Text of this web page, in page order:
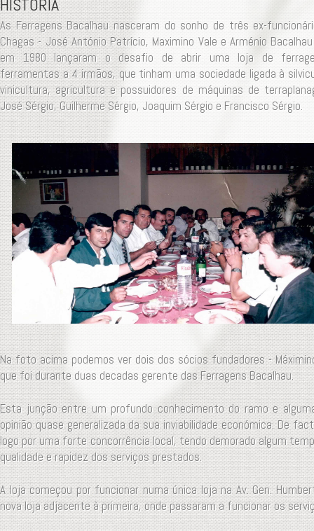
HISTÓRIA
As Ferragens Bacalhau nasceram do sonho de três ex-
Chagas - José António Patrício, Maximino Vale e Arménio
em 1980 lançaram o desafio de abrir uma loja de
ferramentas a 4 irmãos, que tinham uma sociedade ligada à
vinicultura, agricultura e possuidores de máquinas de
José Sérgio, Guilherme Sérgio, Joaquim Sérgio e Francisco Sérgio.
Na foto acima podemos ver dois dos sócios fundadores -
que foi durante duas decadas gerente das Ferragens Bacalhau.
Esta junção entre um profundo conhecimento do ramo e
opinião quase generalizada da sua inviabilidade económica. De
logo por uma forte concorrência local, tendo demorado algum
qualidade e rapidez dos serviços prestados.
A loja começou por funcionar numa única loja na Av. Gen.
nova loja adjacente à primeira, onde passaram a funcionar os